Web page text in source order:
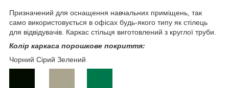
Призначений для оснащення навчальних приміщень, так
само використовується в офісах будь-якого типу як стілець
для відвідувачів. Каркас стільця виготовлений з круглої труби.
Колір каркаса порошкове покриття:
Чорний Сірий Зелений